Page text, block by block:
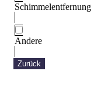
Schimmelentfernung
Andere
Zurück